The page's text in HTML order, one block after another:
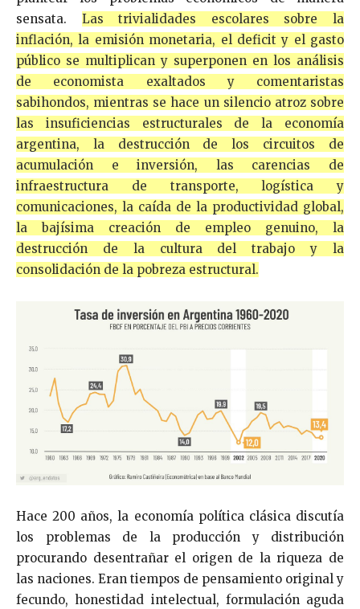
sensata. Las trivialidades escolares sobre la
inflación, la emisión monetaria, el deficit y el gasto
público se multiplican y superponen en los análisis
de economista exaltados y comentaristas
sabihondos, mientras se hace un silencio atroz sobre
las insuficiencias estructurales de la economía
argentina, la destrucción de los circuitos de
acumulación e inversión, las carencias de
infraestructura de transporte, logística y
comunicaciones, la caída de la productividad global,
la bajísima creación de empleo genuino, la
destrucción de la cultura del trabajo y la
consolidación de la pobreza estructural.
Hace 200 años, la economía política clásica discutía
los problemas de la producción y distribución
procurando desentrañar el origen de la riqueza de
las naciones. Eran tiempos de pensamiento original y
fecundo, honestidad intelectual, formulación aguda